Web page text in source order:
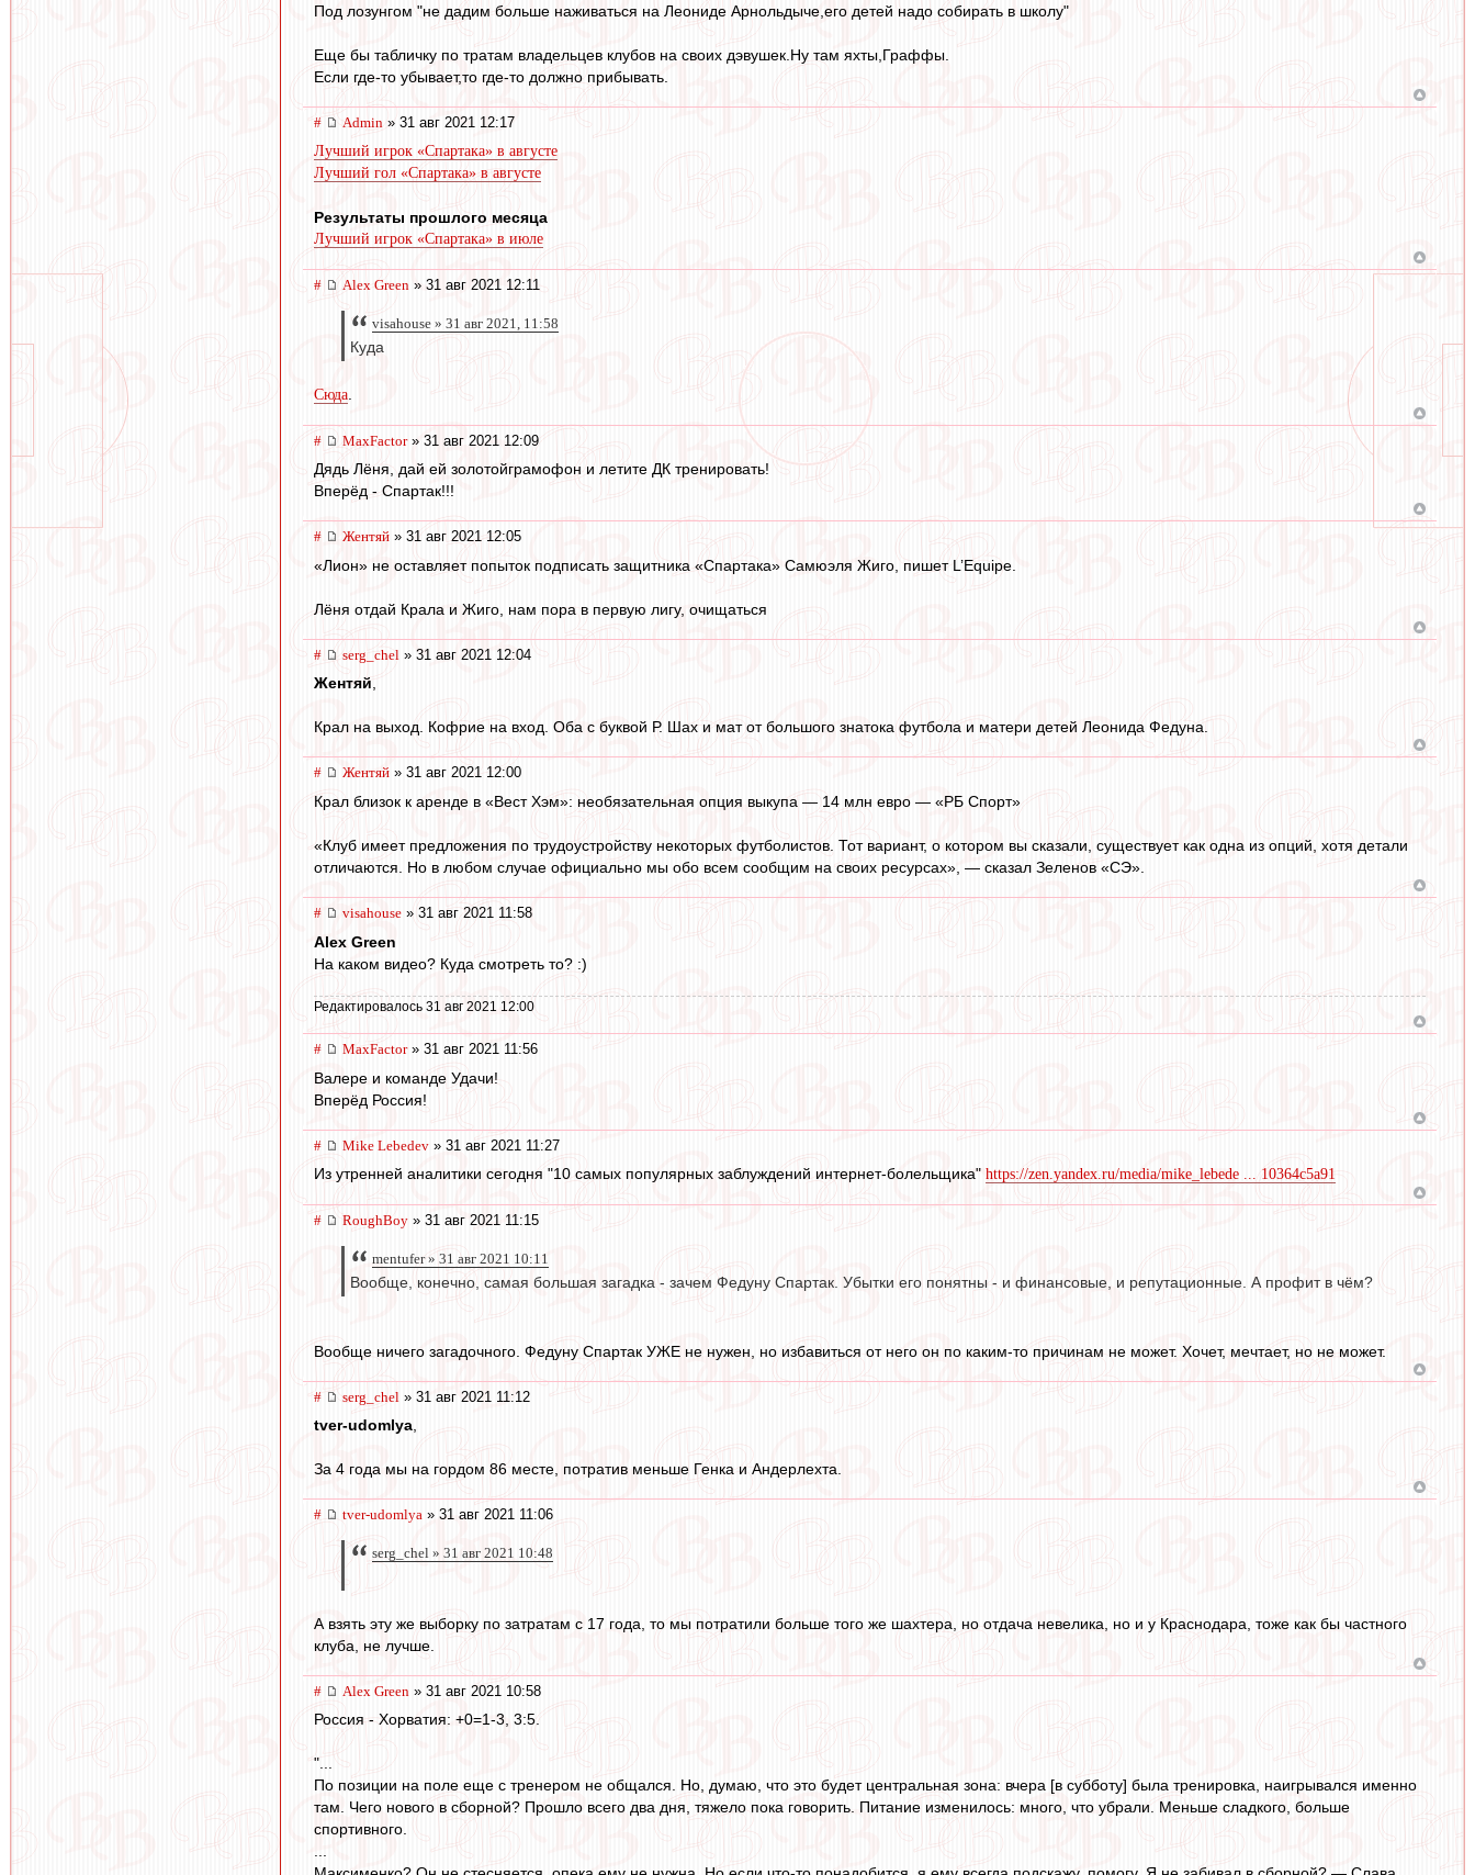
Под лозунгом "не дадим больше наживаться на Леониде Арнольдыче,его детей надо собирать в школу"
Еще бы табличку по тратам владельцев клубов на своих дэвушек.Ну там яхты,Граффы.
Если где-то убывает,то где-то должно прибывать.
# Admin » 31 авг 2021 12:17
Лучший игрок «Спартака» в августе
Лучший гол «Спартака» в августе
Результаты прошлого месяца
Лучший игрок «Спартака» в июле
# Alex Green » 31 авг 2021 12:11
visahouse » 31 авг 2021, 11:58
Куда
Сюда
# MaxFactor» 31 авг 2021 12:09
Дядь Лёня, дай ей золотойграмофон и летите ДК тренировать!
Вперёд - Спартак!!!
# Жентяй » 31 авг 2021 12:05
«Лион» не оставляет попыток подписать защитника «Спартака» Самюэля Жиго, пишет L’Equipe.
Лёня отдай Крала и Жиго, нам пора в первую лигу, очищаться
# serg_chel » 31 авг 2021 12:04
Жентяй,
Крал на выход. Кофрие на вход. Оба с буквой Р. Шах и мат от большого знатока футбола и матери детей Леонида Федуна.
# Жентяй » 31 авг 2021 12:00
Крал близок к аренде в «Вест Хэм»: необязательная опция выкупа — 14 млн евро — «РБ Спорт»
«Клуб имеет предложения по трудоустройству некоторых футболистов. Тот вариант, о котором вы сказали, существует как одна из опций, хотя детали
отличаются. Но в любом случае официально мы обо всем сообщим на своих ресурсах», — сказал Зеленов «СЭ».
# visahouse » 31 авг 2021 11:58
Alex Green
На каком видео? Куда смотреть то? :)
Редактировалось 31 авг 2021 12:00
# MaxFactor» 31 авг 2021 11:56
Валере и команде Удачи!
Вперёд Россия!
# Mike Lebedev » 31 авг 2021 11:27
Из утренней аналитики сегодня "10 самых популярных заблуждений интернет-болельщика" https://zen.yandex.ru/media/mike_lebede ... 10364c5a91
# RoughBoy » 31 авг 2021 11:15
mentufer » 31 авг 2021 10:11
Вообще, конечно, самая большая загадка - зачем Федуну Спартак. Убытки его понятны - и финансовые, и репутационные. А профит в чём?
Вообще ничего загадочного. Федуну Спартак УЖЕ не нужен, но избавиться от него он по каким-то причинам не может. Хочет, мечтает, но не может.
# serg_chel » 31 авг 2021 11:12
tver-udomlya,
За 4 года мы на гордом 86 месте, потратив меньше Генка и Андерлехта.
# tver-udomlya » 31 авг 2021 11:06
serg_chel » 31 авг 2021 10:48
А взять эту же выборку по затратам с 17 года, то мы потратили больше того же шахтера, но отдача невелика, но и у Краснодара, тоже как бы частного
клуба, не лучше.
# Alex Green » 31 авг 2021 10:58
Россия - Хорватия: +0=1-3, 3:5.
"...
По позиции на поле еще с тренером не общался. Но, думаю, что это будет центральная зона: вчера [в субботу] была тренировка, наигрывался именно
там. Чего нового в сборной? Прошло всего два дня, тяжело пока говорить. Питание изменилось: много, что убрали. Меньше сладкого, больше
спортивного.
...